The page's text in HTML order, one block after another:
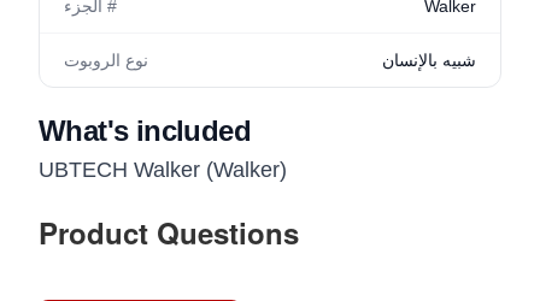
الجزء # Walker
نوع الروبوت شبيه بالإنسان
What's included
UBTECH Walker (Walker)
Product Questions